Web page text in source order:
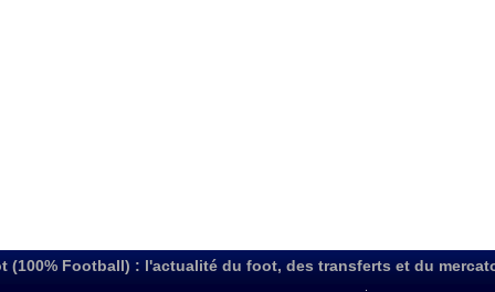
(100% Football) : l'actualité du foot, des transferts et du